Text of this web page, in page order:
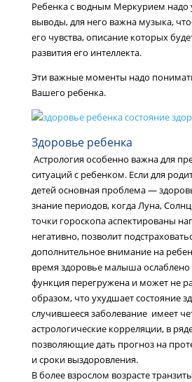
Ребенка с водным Меркурием надо
выводы, для него важна музыка,
его чувства, описание которых
развития его интеллекта.
Эти важные моменты надо
Вашего ребенка.
Здоровье ребенка
Астрология особенно важна для
ситуаций с ребенком. Если для
детей основная проблема —
знание периодов, когда Луна,
точки гороскопа аспектированы
негативно, позволит
дополнительное внимание на
время здоровье малыша ослаблено
функция перегружена и может не
образом, что ухудшает состояние
случившееся заболевание имеет
астрологические корреляции, в
позволяющие дать прогноз на
и сроки выздоровления.
В более взрослом возрасте